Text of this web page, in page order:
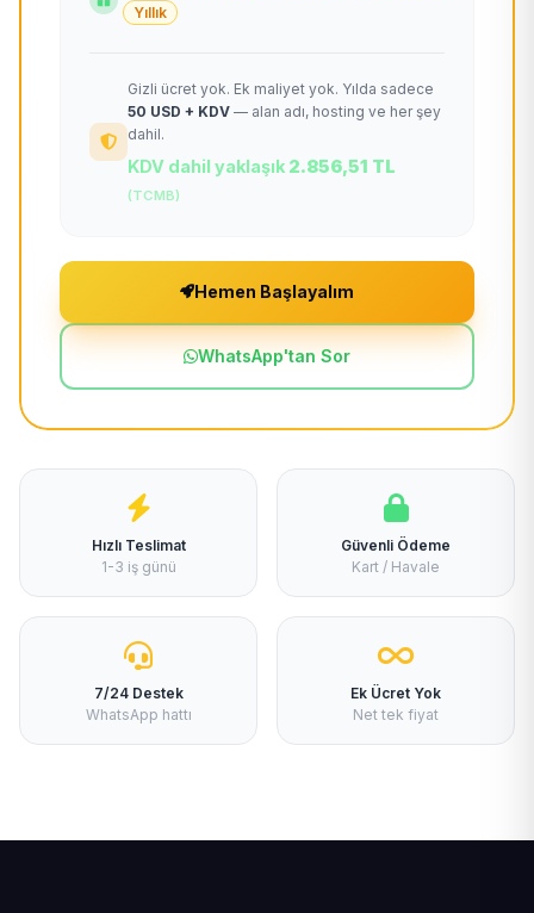
Yıllık
Gizli ücret yok. Ek maliyet yok. Yılda sadece
50 USD + KDV — alan adı, hosting ve her şey
dahil.
KDV dahil yaklaşık 2.856,51 TL
(TCMB)
Hemen Başlayalım
WhatsApp'tan Sor
Hızlı Teslimat
1-3 iş günü
Güvenli Ödeme
Kart / Havale
7/24 Destek
WhatsApp hattı
Ek Ücret Yok
Net tek fiyat